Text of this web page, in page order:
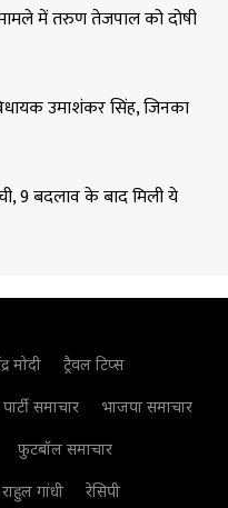
मामले में तरुण तेजपाल को दोषी
उमाशंकर सिंह, जिनका
9 बदलाव के बाद मिली ये
मोदी
ट्रैवल टिप्स
समाचार
भाजपा समाचार
फुटबॉल समाचार
राहुल गांधी रेसिपी